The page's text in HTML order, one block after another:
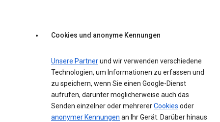
Cookies und anonyme Kennungen
Unsere Partnerund wir verwenden verschiedene
Technologien, um Informationen zu erfassen und
zu speichern, wenn Sie einen Google-Dienst
aufrufen, darunter möglicherweise auch das
Senden einzelner oder mehrererCookies oder
anonymer Kennungen an Ihr Gerät. Darüber hinaus